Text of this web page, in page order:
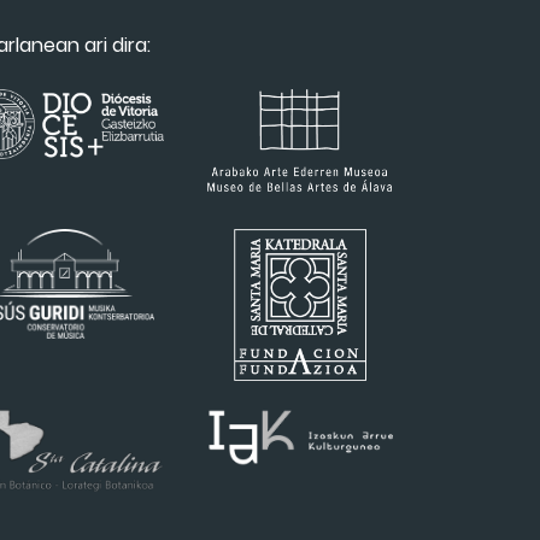
ari dira: